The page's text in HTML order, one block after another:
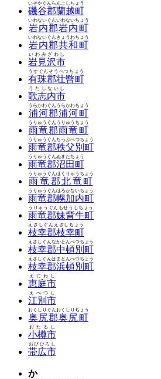
磯谷郡蘭越町
いそやぐんらんこしちょう
岩内郡岩内町
いわないぐんいわないちょう
岩内郡共和町
いわないぐんきょうわちょう
岩見沢市
いわみざわし
有珠郡壮瞥町
うすぐんそうべつちょう
歌志内市
うたしないし
浦河郡浦河町
うらかわぐんうらかわちょう
雨竜郡雨竜町
うりゅうぐんうりゅうちょう
雨竜郡秩父別町
うりゅうぐんちっぷべつちょう
雨竜郡沼田町
うりゅうぐんぬまたちょう
雨竜郡北竜町
うりゅうぐんほくりゅうちょう
雨竜郡幌加内町
うりゅうぐんほろかないちょう
雨竜郡妹背牛町
うりゅうぐんもせうしちょう
枝幸郡枝幸町
えさしぐんえさしちょう
枝幸郡中頓別町
えさしぐんなかとんべつちょう
枝幸郡浜頓別町
えさしぐんはまとんべつちょう
恵庭市
えにわし
江別市
えべつし
奥尻郡奥尻町
おくしりぐんおくしりちょう
小樽市
おたるし
帯広市
おびひろし
か